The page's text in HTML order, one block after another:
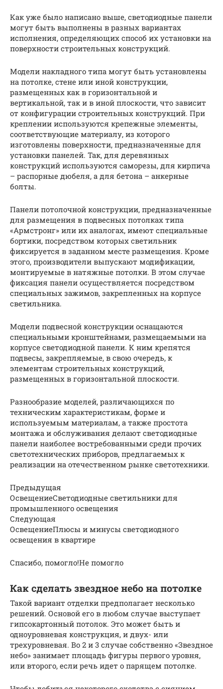
Как уже было написано выше, светодиодные панели
могут быть выполнены в разных вариантах
исполнения, определяющих способ их установки на
поверхности строительных конструкций.
Модели накладного типа могут быть установлены
на потолке, стене или иной конструкции,
размещенных как в горизонтальной и
вертикальной, так и в иной плоскости, что зависит
от конфигурации строительных конструкций. При
креплении используются крепежные элементы,
соответствующие материалу, из которого
изготовлены поверхности, предназначенные для
установки панелей. Так, для деревянных
конструкций используются саморезы, для кирпича
– распорные дюбеля, а для бетона – анкерные
болты.
Панели потолочной конструкции, предназначенные
для размещения в подвесных потолках типа
«Армстронг» или их аналогах, имеют специальные
бортики, посредством которых светильник
фиксируется в заданном месте размещения. Кроме
этого, производители выпускают модификации,
монтируемые в натяжные потолки. В этом случае
фиксация панели осуществляется посредством
специальных зажимов, закрепленных на корпусе
светильника.
Модели подвесной конструкции оснащаются
специальными кронштейнами, размещаемыми на
корпусе светодиодной панели. К ним крепятся
подвесы, закрепляемые, в свою очередь, к
элементам строительных конструкций,
размещенных в горизонтальной плоскости.
Разнообразие моделей, различающихся по
техническим характеристикам, форме и
используемым материалам, а также простота
монтажа и обслуживания делают светодиодные
панели наиболее востребованными среди прочих
светотехнических приборов, предлагаемых к
реализации на отечественном рынке светотехники.
Предыдущая
ОсвещениеСветодиодные светильники для
промышленного освещения
Следующая
ОсвещениеПлюсы и минусы светодиодного
освещения в квартире
Спасибо, помогло!Не помогло
Как сделать звездное небо на потолке
Такой вариант отделки предполагает несколько
решений. Основой его в любом случае выступает
гипсокартонный потолок. Это может быть и
одноуровневая конструкция, и двух- или
трехуровневая. Во 2 и 3 случае собственно «Звездное
небо» занимает площадь фигуры первого уровня,
или второго, если речь идет о парящем потолке.